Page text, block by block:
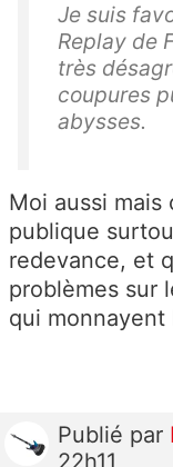
Je suis
Replay de
très
coupures
abysses.
Moi aussi
publique
redevance, et
problèmes sur
qui monnayent
Publié par